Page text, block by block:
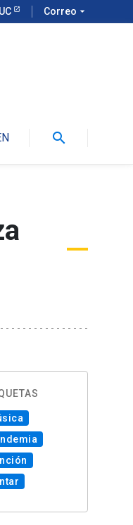
Correo arrow_drop_down
search